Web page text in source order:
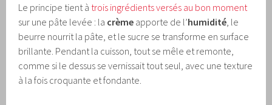
Le principe tient à trois ingrédients versés au bon moment
sur une pâte levée : la crème apporte de l’humidité , le
beurre nourrit la pâte, et le sucre se transforme en surface
brillante. Pendant la cuisson, tout se mêle et remonte,
comme si le dessus se vernissait tout seul, avec une texture
à la fois croquante et fondante.